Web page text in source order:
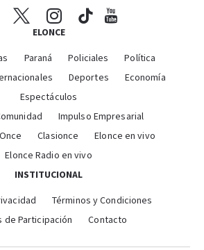
ELONCE
Paraná Policiales
Política
Deportes
Economía
Espectáculos
Impulso Empresarial
Clasionce
Elonce en vivo
Elonce Radio en vivo
INSTITUCIONAL
Términos y Condiciones
de Participación
Contacto